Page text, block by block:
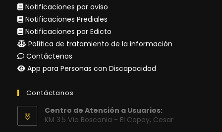
Notificaciones por aviso
Notificaciones Prediales
Notificaciones por Edicto
Política de tratamiento de la información
Contáctenos
App para Personas con Discapacidad
Contáctanos
Centro de Atención a Usuarios:
KM 3.5 Vía Bosconia - El Copey, Cesar